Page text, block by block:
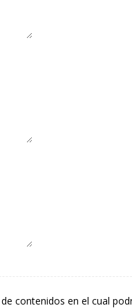
contenidos en el cual